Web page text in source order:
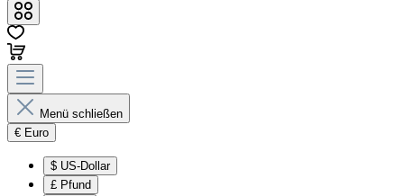
Menü schließen
€ Euro
$ US-Dollar
£ Pfund